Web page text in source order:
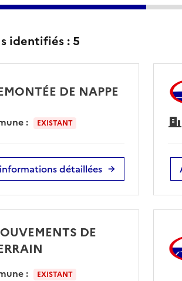
identifiés :5
DE NAPPE
: EXISTANT
détaillées
DE
: EXISTANT